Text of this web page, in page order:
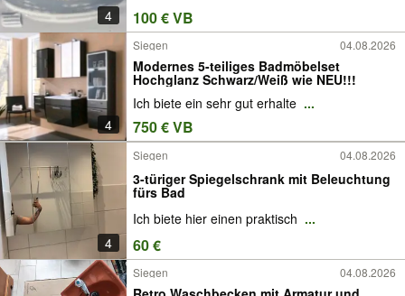
4 100 € VB
4
Siegen 04.08.2026
Modernes 5-teiliges Badmöbelset
Hochglanz Schwarz/Weiß wie NEU!!!
Ich biete ein sehr gut erhalte ...
750 € VB
4
Siegen 04.08.2026
3-türiger Spiegelschrank mit Beleuchtung
fürs Bad
Ich biete hier einen praktisch ...
60 €
Siegen 04.08.2026